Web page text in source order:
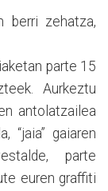
berri zehatza,
parte 15
Aurkeztu
antolatzailea
“jaia” gaiaren
parte
euren graffiti